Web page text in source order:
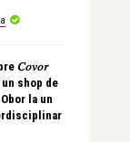
𝐶𝑜𝑣𝑜𝑟
un shop de
la un